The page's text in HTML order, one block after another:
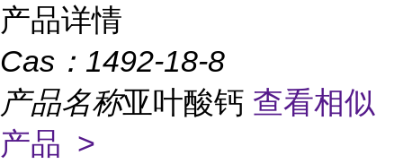
产品详情
Cas： 1492-18-8
产品名称亚叶酸钙 查看相似
产品 >